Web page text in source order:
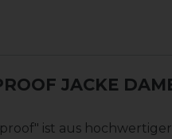
JACKE
ist aus